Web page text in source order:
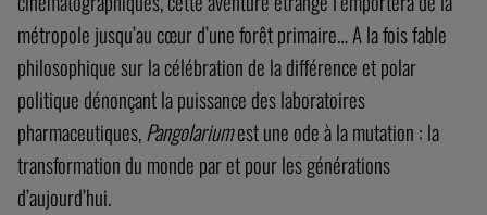
métropole jusqu’au cœur d’une forêt primaire… A la fois fable
philosophique sur la célébration de la différence et polar
politique dénonçant la puissance des laboratoires
pharmaceutiques,Pangolariumest une ode à la mutation : la
transformation du monde par et pour les générations
d’aujourd’hui.